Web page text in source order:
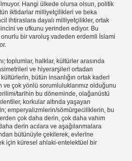
Hangi ülkede olursa olsun, politik
iktidarlar milliyetçilikleri ve beka
ihtiraslara dayalı milliyetçilikler, ortak
ve ufkunu yerinden ediyor. Bu
bir varoluş vadeden erdemli İslami
toplumlar, halklar, kültürler arasında
ve hiyerarşileri ortadan
bütün insanlığın ortak kaderi
çok yönlü sorumluluklarımız olduğunu
tarihin bu döneminde, olağanüstü
korkular altında yaşayan
emperyalizmlerin/sömürgeciliklerin, bu
çok daha derin, çok daha vahim
derin acılara ve aşağılanmalara
bütünüyle çekilerek, evlerine
için küresel ahlaki-entelektüel bir